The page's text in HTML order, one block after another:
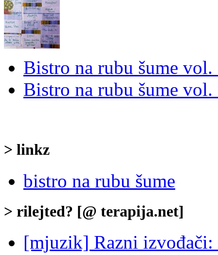
Bistro na rubu šume vol.
Bistro na rubu šume vol.
> linkz
bistro na rubu šume
> rilejted? [@ terapija.net]
[mjuzik] Razni izvođači: